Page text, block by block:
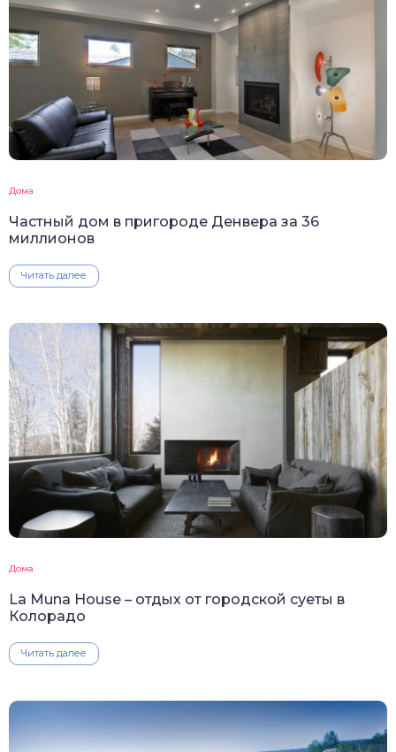
Дома
Частный дом в пригороде Денвера за 36
миллионов
Читать далее
Дома
La Muna House – отдых от городской суеты в
Колорадо
Читать далее